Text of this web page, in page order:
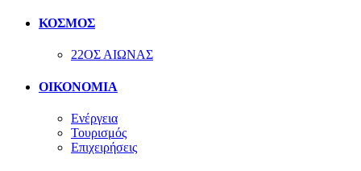
ΚΟΣΜΟΣ
22ΟΣ ΑΙΩΝΑΣ
ΟΙΚΟΝΟΜΙΑ
Ενέργεια
Τουρισμός
Επιχειρήσεις